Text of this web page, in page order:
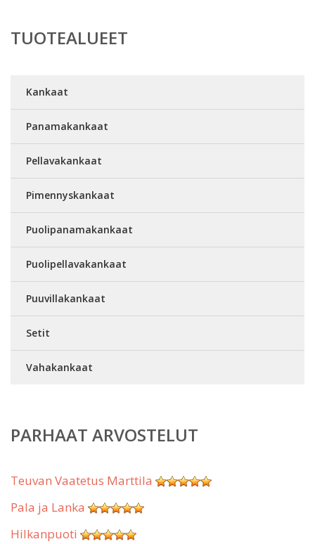
TUOTEALUEET
Kankaat
Panamakankaat
Pellavakankaat
Pimennyskankaat
Puolipanamakankaat
Puolipellavakankaat
Puuvillakankaat
Setit
Vahakankaat
PARHAAT ARVOSTELUT
Teuvan Vaatetus Marttila
Pala ja Lanka
Hilkanpuoti